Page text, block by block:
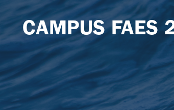
CAMPUS FAES